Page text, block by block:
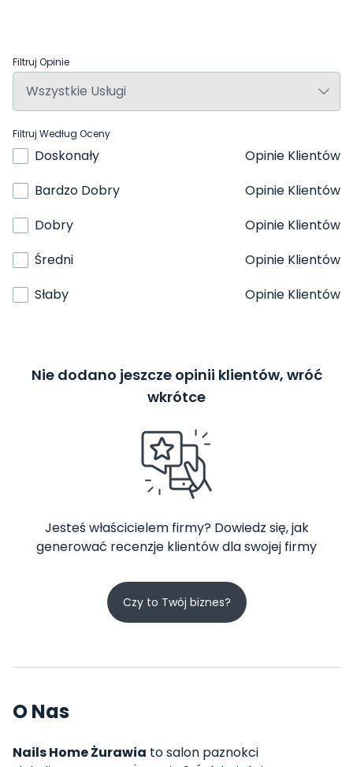
Filtruj Opinie
Filtruj Według Oceny
Doskonały
Opinie Klientów
Bardzo Dobry
Opinie Klientów
Dobry
Opinie Klientów
Średni
Opinie Klientów
Słaby
Opinie Klientów
Nie dodano jeszcze opinii klientów, wróć
wkrótce
Jesteś właścicielem firmy? Dowiedz się, jak
generować recenzje klientów dla swojej firmy
Czy to Twój biznes?
O Nas
Nails Home Żurawia to salon paznokci